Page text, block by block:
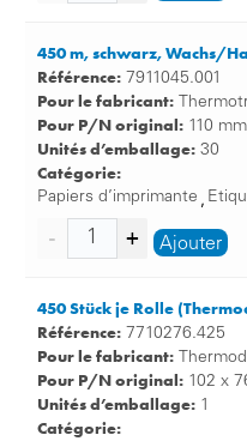
450 m, schwarz, Wachs/
Référence: 7911045.001
Pour le fabricant:
Pour P/N original: 110 mm
Unités d’emballage: 30
Catégorie:
Papiers d’imprimante ,
Ajouter
450 Stück je Rolle
Référence: 7710276.425
Pour le fabricant:
Pour P/N original: 102 x
Unités d’emballage: 1
Catégorie: